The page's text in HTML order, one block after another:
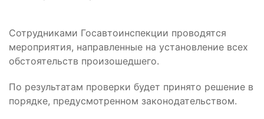
Сотрудниками Госавтоинспекции проводятся
мероприятия, направленные на установление всех
обстоятельств произошедшего.
По результатам проверки будет принято решение в
порядке, предусмотренном законодательством.